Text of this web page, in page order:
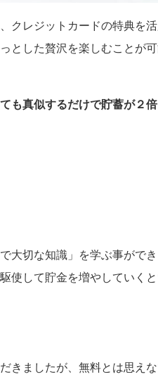
クレジットカードの特典を活
とした贅沢を楽しむことが
も真似するだけで貯蓄が２
大切な知識」を学ぶ事ができ
使して貯金を増やしていく
きましたが、無料とは思え